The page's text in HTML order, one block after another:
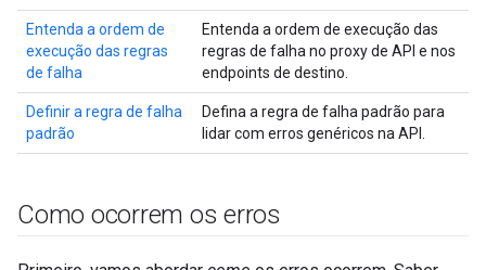
Entenda a ordem de
execução das regras
de falha
Entenda a ordem de execução das
regras de falha no proxy de API e nos
endpoints de destino.
Definir a regra de falha
padrão
Defina a regra de falha padrão para
lidar com erros genéricos na API.
Como ocorrem os erros